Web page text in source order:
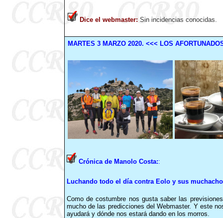
Dice el webmaster: Sin incidencias conocidas.
MARTES 3MARZO 2020. <<< LOS
Crónica de Manolo Costa::
Luchando todo el día contra Eolo y sus
Como de costumbre nos gusta saber las
mucho de las predicciones del Webmaster. Y este
ayudará y dónde nos estará dando en los morros.